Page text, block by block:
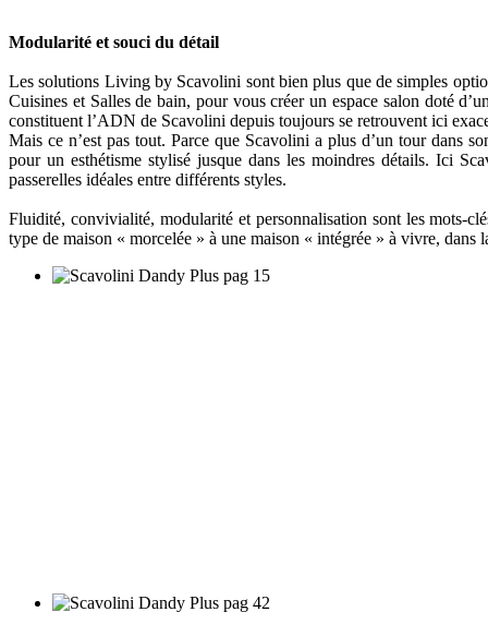
Modularité et souci du détail
Les solutions Living by Scavolini sont bien plus que de simples
Cuisines et Salles de bain, pour vous créer un espace salon doté
constituent l’ADN de Scavolini depuis toujours se retrouvent ici
Mais ce n’est pas tout. Parce que Scavolini a plus d’un tour dans
pour un esthétisme stylisé jusque dans les moindres détails. Ici
passerelles idéales entre différents styles.
Fluidité, convivialité, modularité et personnalisation sont les mots-
type de maison « morcelée » à une maison « intégrée » à vivre,